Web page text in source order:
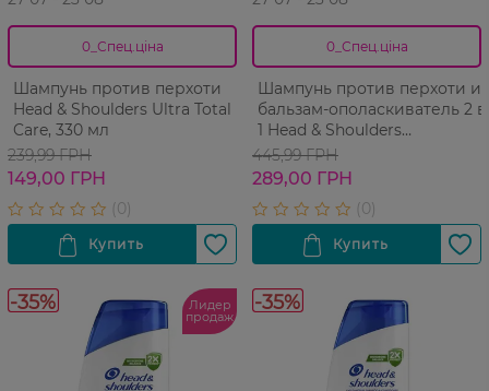
0_Спец.ціна
Шампунь против перхоти
Head & Shoulders Ultra Total
Care, 330 мл
239,99 ГРН
149,00 ГРН
0_Спец.ціна
Шампунь против перхоти и
бальзам-ополаскиватель 2 в
1 Head & Shoulders
Цитрусовая свежесть 625
мл
445,99 ГРН
289,00 ГРН
-35% Лидер
продаж
-35%